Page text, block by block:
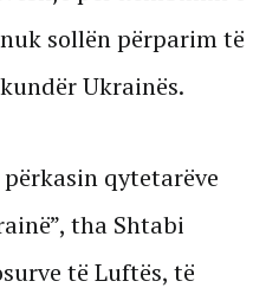
sollën përparim të
Ukrainës.
qytetarëve
tha Shtabi
të Luftës, të